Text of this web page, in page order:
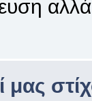
μας